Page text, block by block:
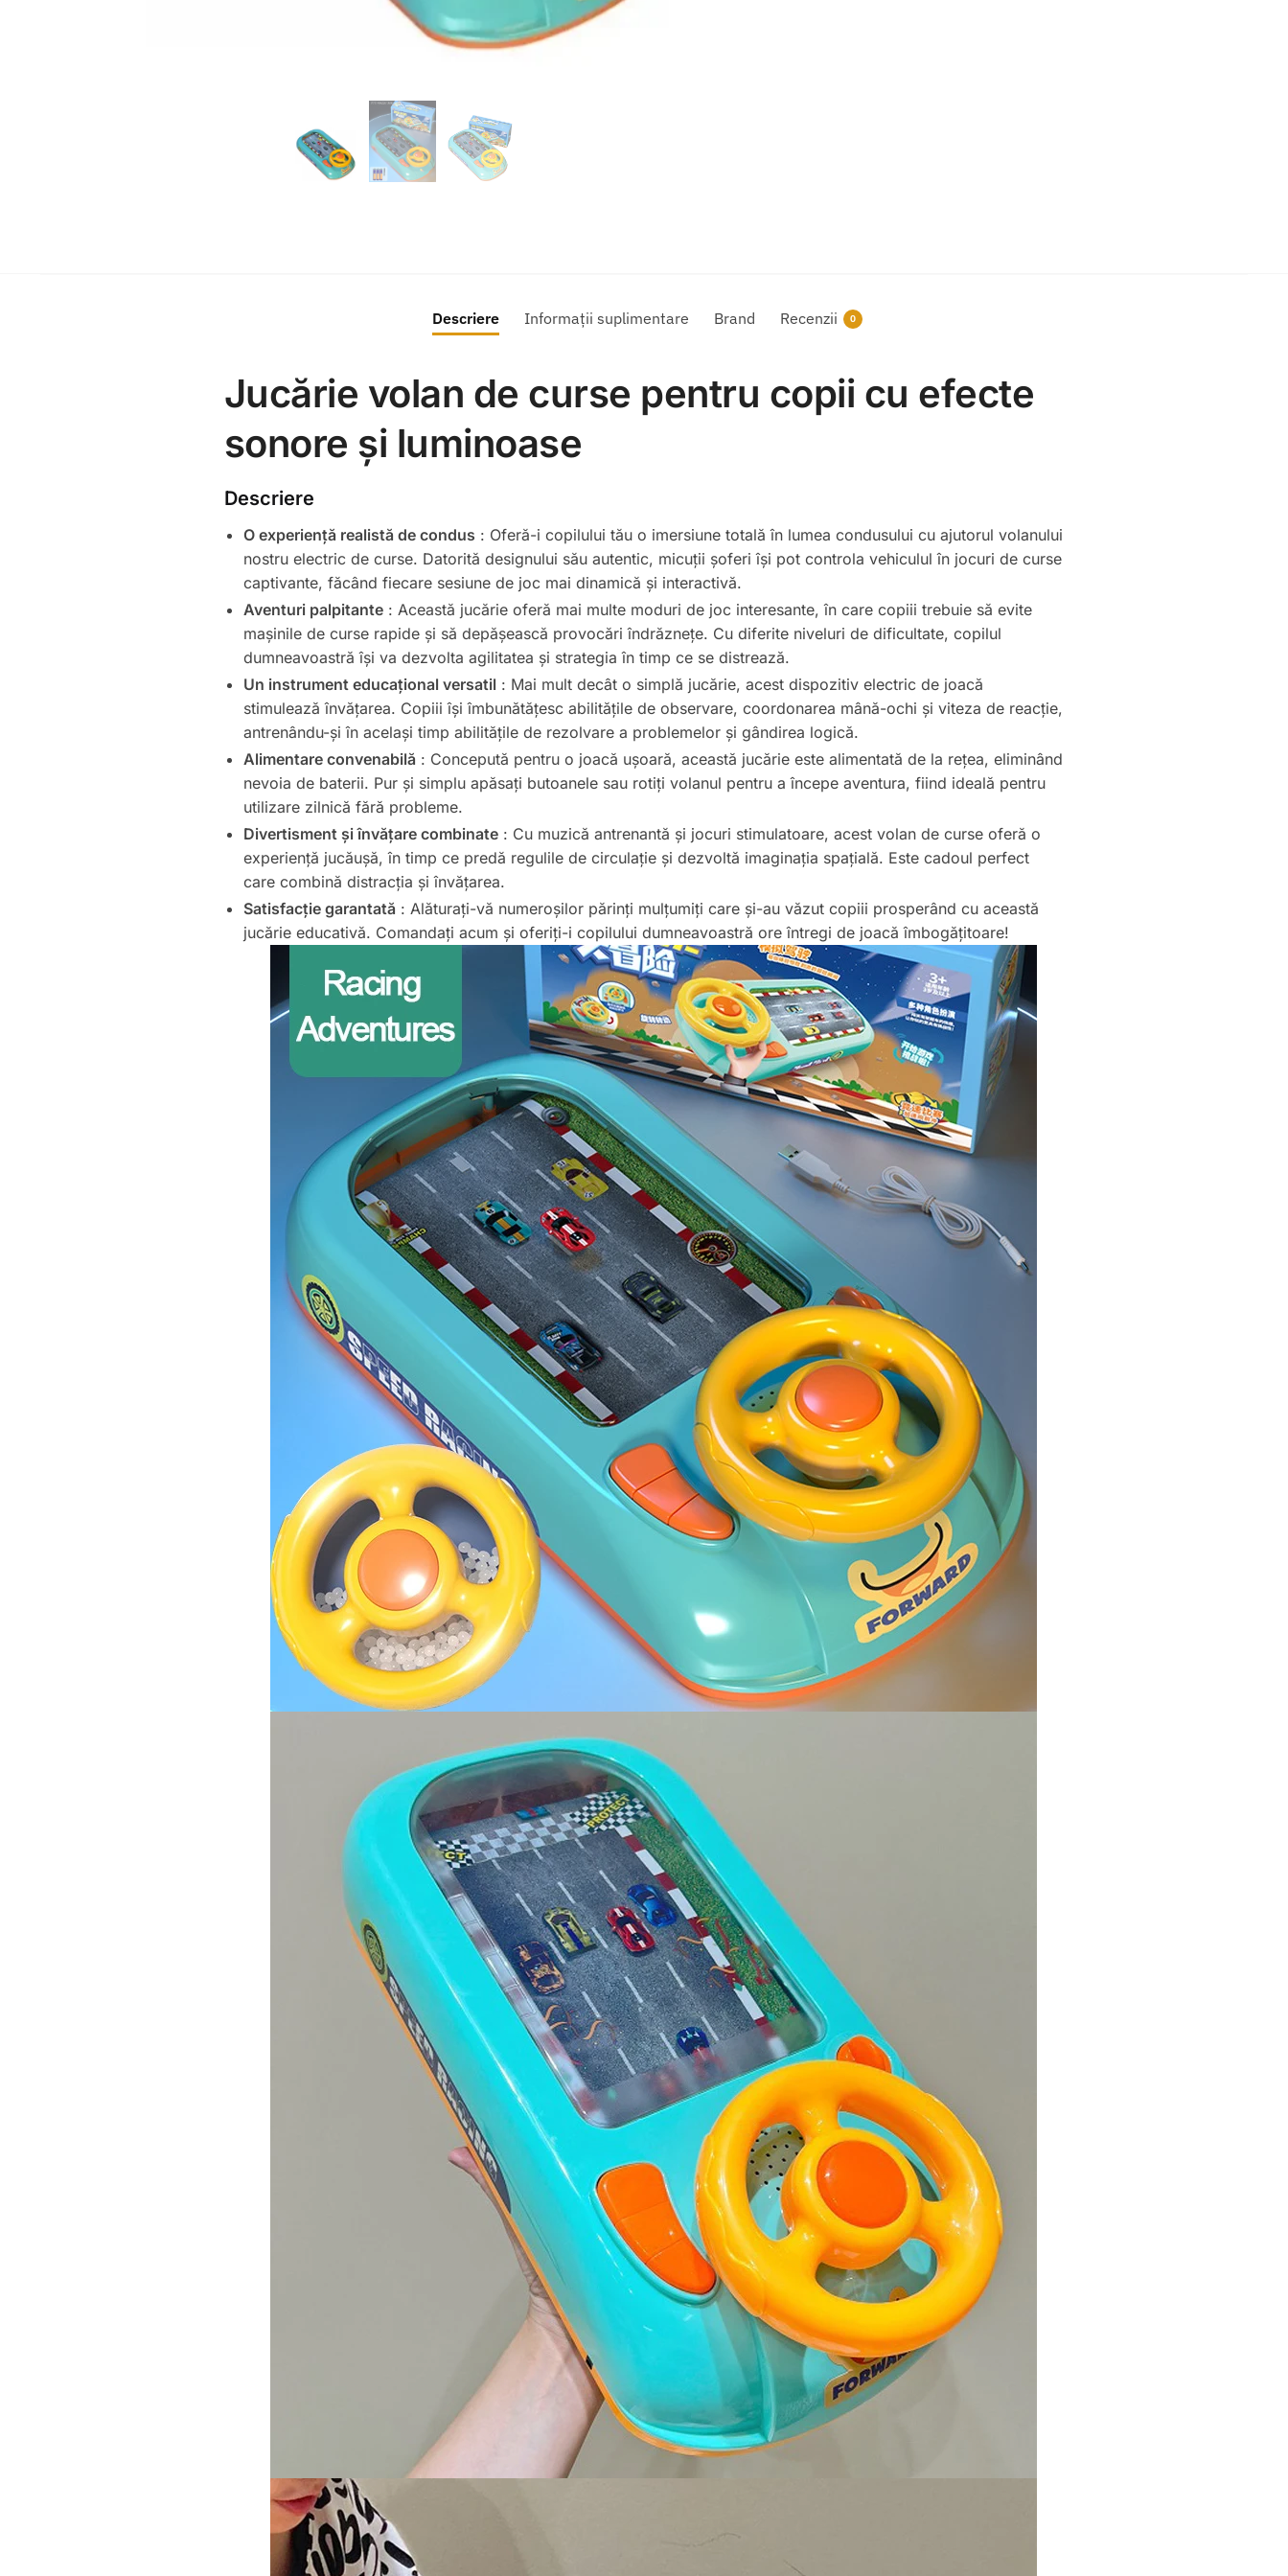
Descriere Informații suplimentare Brand Recenzii 0
Jucărie volan de curse pentru copii cu efecte
sonore și luminoase
Descriere
O experiență realistă de condus : Oferă-i copilului tău o imersiune totală în lumea condusului cu ajutorul volanului
nostru electric de curse. Datorită designului său autentic, micuții șoferi își pot controla vehiculul în jocuri de curse
captivante, făcând fiecare sesiune de joc mai dinamică și interactivă.
Aventuri palpitante: Această jucărie oferă mai multe moduri de joc interesante, în care copiii trebuie să evite
mașinile de curse rapide și să depășească provocări îndrăznețe. Cu diferite niveluri de dificultate, copilul
dumneavoastră își va dezvolta agilitatea și strategia în timp ce se distrează.
Un instrument educațional versatil : Mai mult decât o simplă jucărie, acest dispozitiv electric de joacă
stimulează învățarea. Copiii își îmbunătățesc abilitățile de observare, coordonarea mână-ochi și viteza de reacție,
antrenându-și în același timp abilitățile de rezolvare a problemelor și gândirea logică.
Alimentare convenabilă : Concepută pentru o joacă ușoară, această jucărie este alimentată de la rețea, eliminând
nevoia de baterii. Pur și simplu apăsați butoanele sau rotiți volanul pentru a începe aventura, fiind ideală pentru
utilizare zilnică fără probleme.
Divertisment și învățare combinate: Cu muzică antrenantă și jocuri stimulatoare, acest volan de curse oferă o
experiență jucăușă, în timp ce predă regulile de circulație și dezvoltă imaginația spațială. Este cadoul perfect
care combină distracția și învățarea.
Satisfacție garantată : Alăturați-vă numeroșilor părinți mulțumiți care și-au văzut copiii prosperând cu această
jucărie educativă. Comandați acum și oferiți-i copilului dumneavoastră ore întregi de joacă îmbogățitoare!